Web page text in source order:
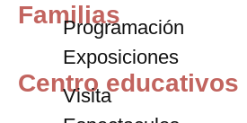
Familias
Programación
Exposiciones
Centro educativos
Visita